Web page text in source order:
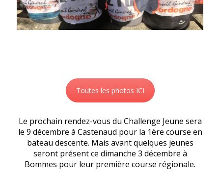
Toutes les photos ICI
Le prochain rendez-vous du Challenge Jeune sera
le 9 décembre à Castenaud pour la 1ère course en
bateau descente. Mais avant quelques jeunes
seront présent ce dimanche 3 décembre à
Bommes pour leur première course régionale.